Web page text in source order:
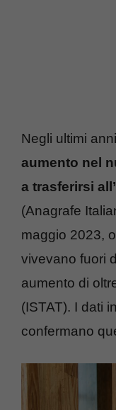
Negli ultimi
aumento nel
a trasferirsi
(Anagrafe
maggio 2023,
vivevano fuori
aumento di
(ISTAT). I dati
confermano